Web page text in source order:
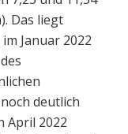
Das liegt
Januar 2022
deutlich
April 2022